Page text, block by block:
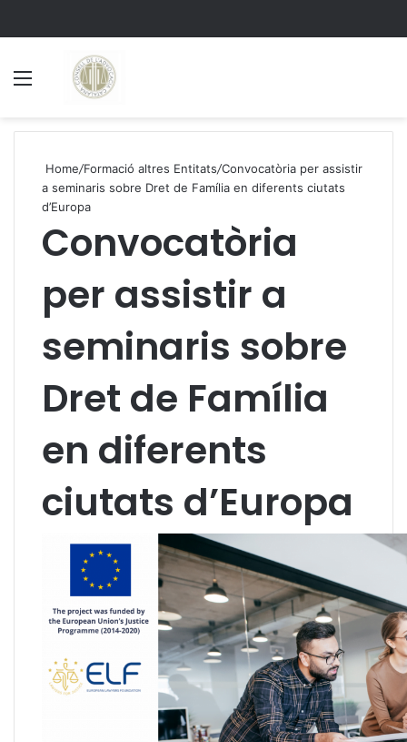
Home/Formació altres Entitats/Convocatòria per assistir
a seminaris sobre Dret de Família en diferents ciutats
d’Europa
Convocatòria
per assistir a
seminaris sobre
Dret de Família
en diferents
ciutats d’Europa